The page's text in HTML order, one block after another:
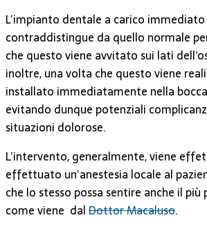
L’impianto dentale a carico immediato
contraddistingue da quello normale
che questo viene avvitato sui lati
inoltre, una volta che questo viene
installato immediatamente nella
evitando dunque potenziali
situazioni dolorose.
L’intervento, generalmente, viene
effettuato un’anestesia locale al
che lo stesso possa sentire anche il
come viene dalDottor Macaluso.